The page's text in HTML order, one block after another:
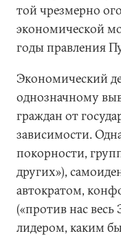
той чрезмерно
экономической
годы правления
Экономический
однозначному
граждан от
зависимости.
покорности,
других»),
автократом,
(«против нас
лидером, каким